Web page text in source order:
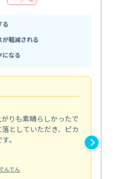
る
が軽減される
になる
りも素晴らしかったで
としていただき、ピカ
。
んでん